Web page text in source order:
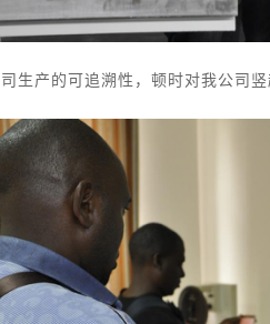
产的可追溯性，顿时对我公司竖